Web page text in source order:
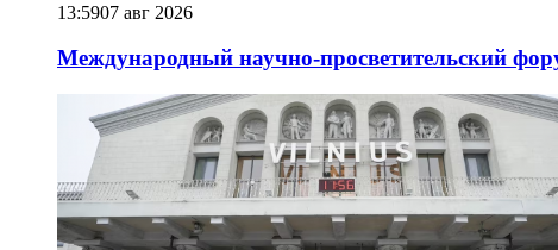
13:5907 авг 2026
Международный научно-просветительский